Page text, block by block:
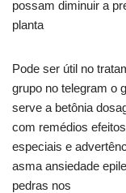
possam diminuir a
planta
Pode ser útil no
grupo no telegram o
serve a betônia
com remédios
especiais e
asma ansiedade
pedras nos